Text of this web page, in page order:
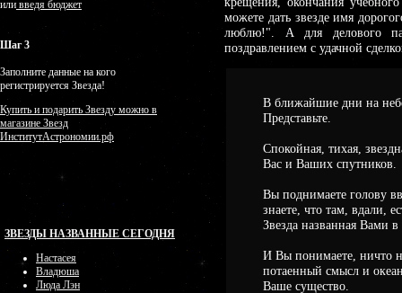
иливведя бюджет
Шаг 3
Заполните данные на кого
регистрируется Звезда!
Купить и подарить Звезду можно в
магазине Звезд
ИнститутАстрономии.рф
ЗВЕЗДЫ НАЗВАННЫЕ СЕГОДНЯ
Настасея
Владюша
Люда Лэн
можете дать звезде имя
люблю!". А для делового
поздравлением с удачной
В ближайшие дни на
Представьте.
Спокойная, тихая,
Вас и Ваших спутников.
Вы поднимаете голову
знаете, что там, вдали,
Звезда названная Вами
И Вы понимаете, ничто
потаенный смысл и
Ваше существо.